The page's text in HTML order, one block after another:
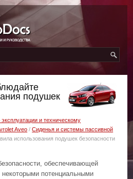
подушек
и техническому
Aveo /Сиденья и системы пассивной
использования подушек безопасности
обеспечивающей
потенциальными